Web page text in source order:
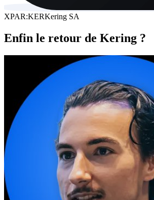
XPAR:KERKering SA
Enfin le retour de Kering ?